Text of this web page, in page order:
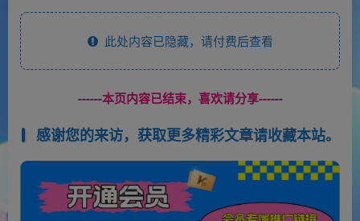
此处内容已隐藏，请付费后查看
------本页内容已结束，喜欢请分享------
感谢您的来访，获取更多精彩文章请收藏本站。